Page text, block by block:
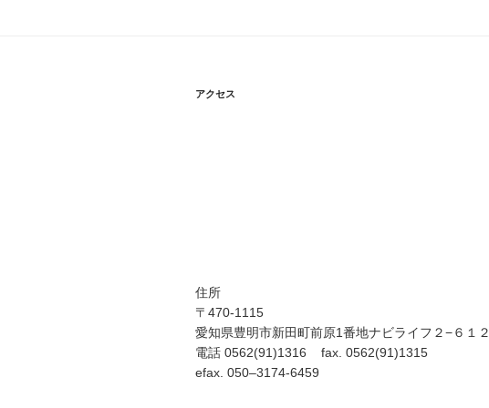
アクセス
住所
〒470-1115
愛知県豊明市新田町前原1番地ナビライフ２−６１２
電話 0562(91)1316 fax. 0562(91)1315
efax. 050–3174-6459